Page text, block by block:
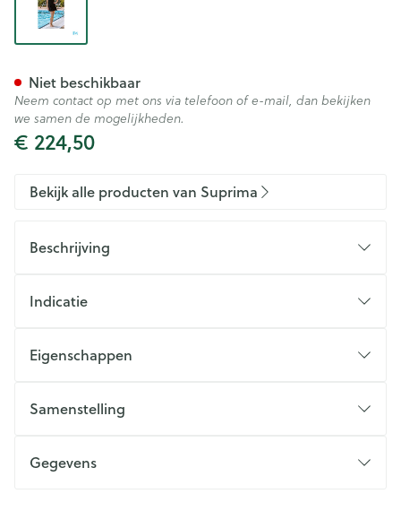
€ 224,50
Niet beschikbaar
Neem contact op met ons via telefoon of e-mail, dan bekijken
we samen de mogelijkheden.
Bekijk alle producten van Suprima
Beschrijving
Indicatie
Eigenschappen
benen)
onderscheiden
Sluiting
Samenstelling
Gegevens